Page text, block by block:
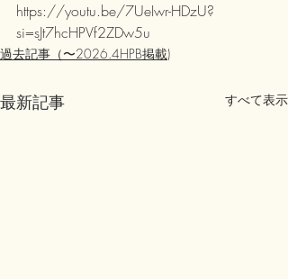
https://youtu.be/7UeIwr-HDzU?
si=sJt7hcHPVf2ZDw5u
過去記事（〜2026.4HPB掲載)
最新記事 すべて表示